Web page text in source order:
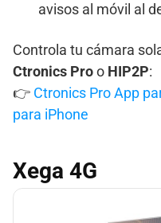
avisos al móvil al
Controla tu cámara
Ctronics Proo HIP2P:
👉 Ctronics Pro App
para iPhone
Xega 4G